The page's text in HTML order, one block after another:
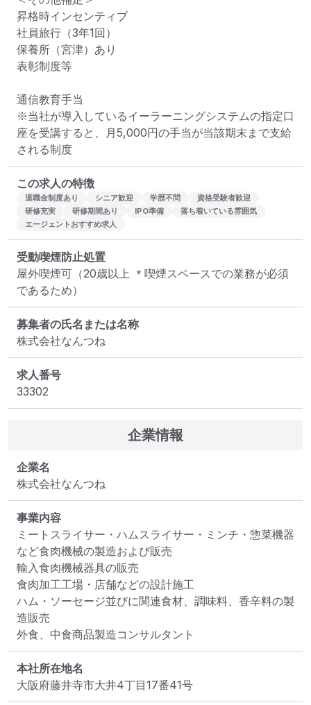
昇格時インセンティブ
社員旅行（3年1回）
保養所（宮津）あり
表彰制度等
通信教育手当
※当社が導入しているイーラーニングシステムの指定口
座を受講すると、月5,000円の手当が当該期末まで支給
される制度
この求人の特徴
退職金制度あり シニア歓迎 学歴不問
資格受験者歓迎
研修充実
研修期間あり IPO準備
落ち着いている雰囲気
エージェントおすすめ求人
受動喫煙防止処置
屋外喫煙可（20歳以上 ＊喫煙スペースでの業務が必須
であるため）
募集者の氏名または名称
株式会社なんつね
求人番号
33302
企業情報
企業名
株式会社なんつね
事業内容
ミートスライサー・ハムスライサー・ミンチ・惣菜機器
など食肉機械の製造および販売
輸入食肉機械器具の販売
食肉加工工場・店舗などの設計施工
ハム・ソーセージ並びに関連食材、調味料、香辛料の製
造販売
外食、中食商品製造コンサルタント
本社所在地名
大阪府藤井寺市大井4丁目17番41号